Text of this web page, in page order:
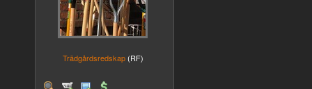
Trädgårdsredskap (RF)